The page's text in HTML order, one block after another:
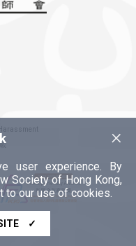
×
user experience. By
Society of Hong Kong,
to our use of cookies.
✓